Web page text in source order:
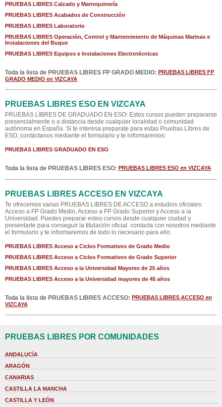
PRUEBAS LIBRES Calzado y Marroquinería
PRUEBAS LIBRES Acabados de Construcción
PRUEBAS LIBRES Laboratorio
PRUEBAS LIBRES Operación, Control y Mantenimiento de Máquinas Marinas e
Instalaciones del Buque
PRUEBAS LIBRES Equipos e Instalaciones Electrotécnicas
Toda la lista de PRUEBAS LIBRES FP GRADO MEDIO: PRUEBAS LIBRES FP
GRADO MEDIO en VIZCAYA
PRUEBAS LIBRES ESO EN VIZCAYA
PRUEBAS LIBRES DE GRADUADO EN ESO: Estos cursos pueden prepararse
presencialmente o a distancia desde cualquier localidad o comunidad
autónoma en España. Si te interesa preparate para estas Pruebas Libres de
ESO, contáctanos mediante el formulario y te informaremos:
PRUEBAS LIBRES GRADUADO EN ESO
Toda la lista de PRUEBAS LIBRES ESO: PRUEBAS LIBRES ESO en VIZCAYA
PRUEBAS LIBRES ACCESO EN VIZCAYA
Te ofrecemos varias PRUEBAS LIBRES DE ACCESO a estudios oficiales:
Acceso a FP Grado Medio, Acceso a FP Grado Superior y Acceso a la
Universidad. Puedes preparar estos cursos desde cualquier ciudad y
presentarte para conseguir la titulación oficial. contacta con nosotros mediante
el formulario y te informaremos de todo lo necesario para ello:
PRUEBAS LIBRES Acceso a Ciclos Formativos de Grado Medio
PRUEBAS LIBRES Acceso a Ciclos Formativos de Grado Superior
PRUEBAS LIBRES Acceso a la Universidad Mayores de 25 años
PRUEBAS LIBRES Acceso a la Universidad mayores de 45 años
Toda la lista de PRUEBAS LIBRES ACCESO: PRUEBAS LIBRES ACCESO en
VIZCAYA
PRUEBAS LIBRES POR COMUNIDADES
ANDALUCÍA
ARAGÓN
CANARIAS
CASTILLA LA MANCHA
CASTILLA Y LEÓN